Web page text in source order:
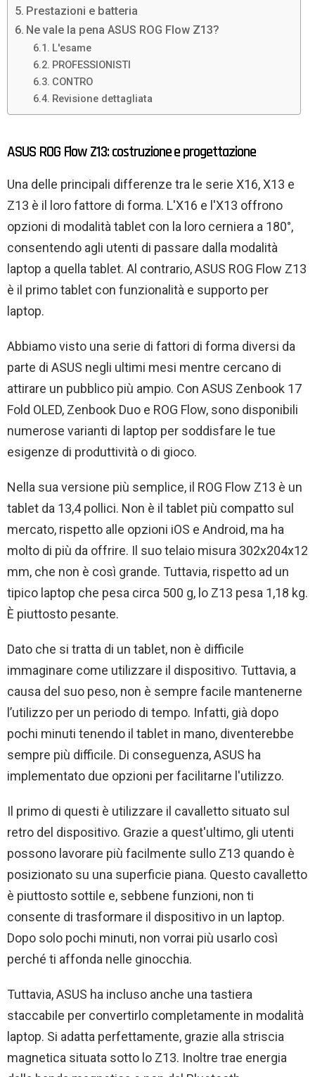
Prestazioni e batteria
Ne vale la pena ASUS ROG Flow Z13?
L'esame
PROFESSIONISTI
CONTRO
Revisione dettagliata
ASUS ROG Flow Z13: costruzione e progettazione
Una delle principali differenze tra le serie X16, X13 e
Z13 è il loro fattore di forma. L'X16 e l'X13 offrono
opzioni di modalità tablet con la loro cerniera a 180°,
consentendo agli utenti di passare dalla modalità
laptop a quella tablet. Al contrario, ASUS ROG Flow Z13
è il primo tablet con funzionalità e supporto per
laptop.
Abbiamo visto una serie di fattori di forma diversi da
parte di ASUS negli ultimi mesi mentre cercano di
attirare un pubblico più ampio. Con ASUS Zenbook 17
Fold OLED, Zenbook Duo e ROG Flow, sono disponibili
numerose varianti di laptop per soddisfare le tue
esigenze di produttività o di gioco.
Nella sua versione più semplice, il ROG Flow Z13 è un
tablet da 13,4 pollici. Non è il tablet più compatto sul
mercato, rispetto alle opzioni iOS e Android, ma ha
molto di più da offrire. Il suo telaio misura 302x204x12
mm, che non è così grande. Tuttavia, rispetto ad un
tipico laptop che pesa circa 500 g, lo Z13 pesa 1,18 kg.
È piuttosto pesante.
Dato che si tratta di un tablet, non è difficile
immaginare come utilizzare il dispositivo. Tuttavia, a
causa del suo peso, non è sempre facile mantenerne
l’utilizzo per un periodo di tempo. Infatti, già dopo
pochi minuti tenendo il tablet in mano, diventerebbe
sempre più difficile. Di conseguenza, ASUS ha
implementato due opzioni per facilitarne l'utilizzo.
Il primo di questi è utilizzare il cavalletto situato sul
retro del dispositivo. Grazie a quest'ultimo, gli utenti
possono lavorare più facilmente sullo Z13 quando è
posizionato su una superficie piana. Questo cavalletto
è piuttosto sottile e, sebbene funzioni, non ti
consente di trasformare il dispositivo in un laptop.
Dopo solo pochi minuti, non vorrai più usarlo così
perché ti affonda nelle ginocchia.
Tuttavia, ASUS ha incluso anche una tastiera
staccabile per convertirlo completamente in modalità
laptop. Si adatta perfettamente, grazie alla striscia
magnetica situata sotto lo Z13. Inoltre trae energia